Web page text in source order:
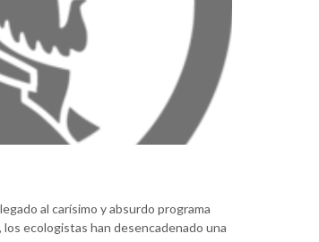
al carísimo y absurdo programa
ecologistas han desencadenado una